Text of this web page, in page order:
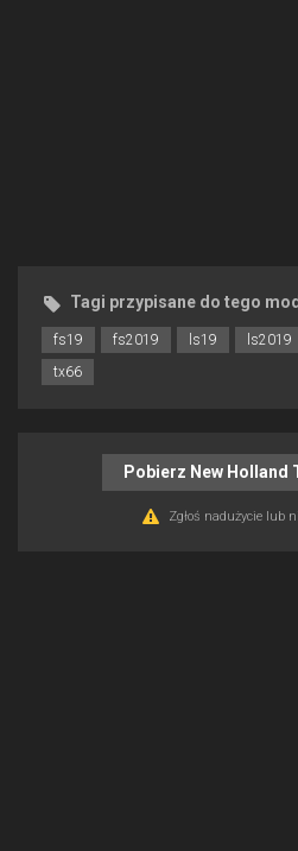
Tagi przypisane do tego
fs19 fs2019 ls19 ls2019
tx66
Pobierz New Holland
Zgłoś nadużycie lub